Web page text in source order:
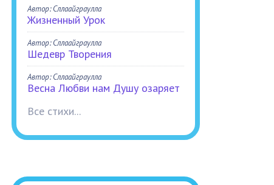
Автор: Сллаайграулла
Жизненный Урок
Автор: Сллаайграулла
Шедевр Творения
Автор: Сллаайграулла
Весна Любви нам Душу озаряет
Все стихи...